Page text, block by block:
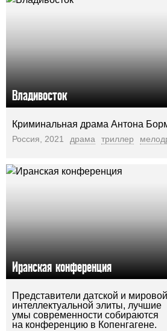
Владивосток
Криминальная драма Антона
Россия, 2021 драма триллер
Иранская конференция
Представители датской и мировой
интеллектуальной элиты, лучшие
умы современности собираются
на конференцию в Копенгагене.